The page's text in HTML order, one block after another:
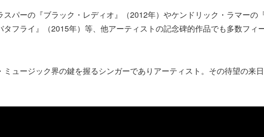
スパーの『ブラック・レディオ』（2012年）やケンドリック・ラマーの
タフライ』（2015年）等、他アーティストの記念碑的作品でも多数フィ
ミュージック界の鍵を握るシンガーでありアーティスト。その待望の来